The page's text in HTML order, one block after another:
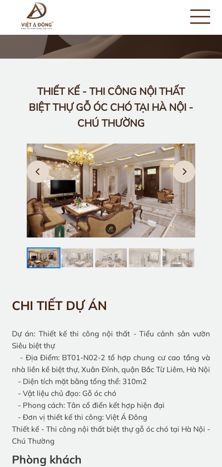
THIẾT KẾ - THI CÔNG NỘI THẤT
BIỆT THỰ GỖ ÓC CHÓ TẠI HÀ NỘI -
CHÚ THƯỜNG
CHI TIẾT DỰ ÁN
Dự án: Thiết kế thi công nội thất - Tiểu cảnh sân vườn
Siêu biệt thự
- Địa Điểm: BT01-N02-2 tổ hợp chung cư cao tầng và
nhà liền kề biệt thự, Xuân Đỉnh, quận Bắc Từ Liêm, Hà Nội
- Diện tích mặt bằng tổng thể: 310m2
- Vật liệu chủ đạo: Gỗ óc chó
- Phong cách: Tân cổ điển kết hợp hiện đại
- Đơn vị thiết kế thi công: Việt Á Đông
Thiết kế - Thi công nội thất biệt thự gỗ óc chó tại Hà Nội -
Chú Thường
Phòng khách